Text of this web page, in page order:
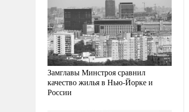
Замглавы Минстроя сравнил
качество жилья в Нью-Йорке и
России